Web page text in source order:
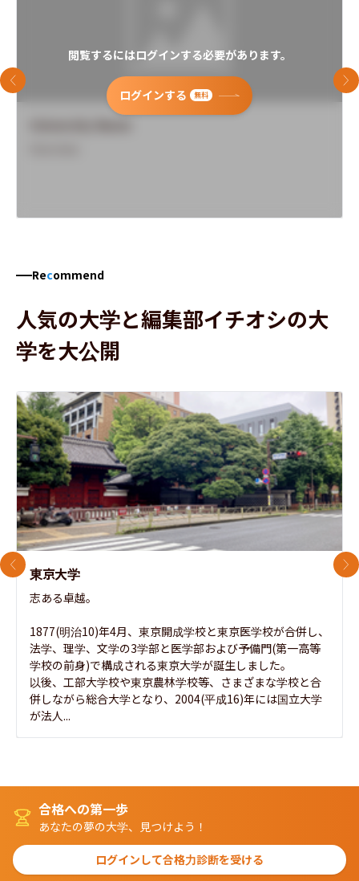
閲覧するにはログインする必要があります。
ログインする 無料
前のスライド 次
Recommend
人気の大学と編集部イチオシの大
学を大公開
東京大学
志ある卓越。
1877(明治10)年4月、東京開成学校と東京医学校が合併し、
法学、理学、文学の3学部と医学部および予備門(第一高等
学校の前身)で構成される東京大学が誕生しました。
以後、工部大学校や東京農林学校等、さまざまな学校と合
併しながら総合大学となり、2004(平成16)年には国立大学
が法人...
前のスライド 次
合格への第一歩
あなたの夢の大学、見つけよう！
ログインして合格力診断を受ける